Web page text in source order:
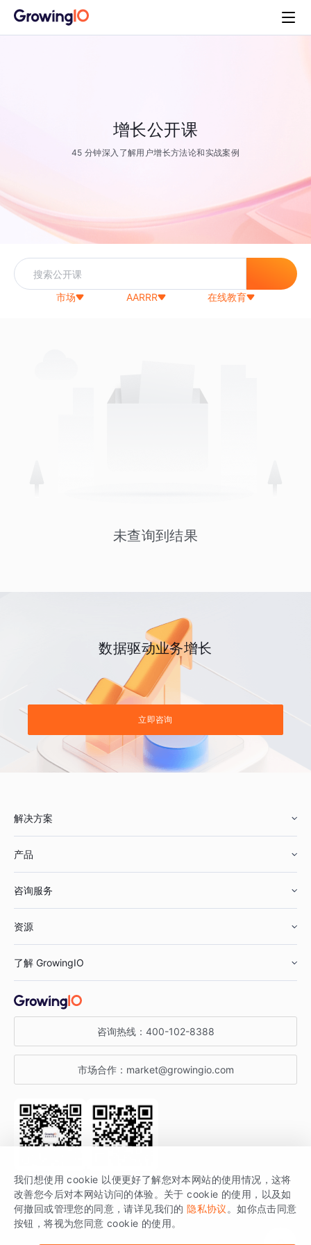
增长公开课
45 分钟深入了解用户增长方法论和实战案例
市场 AARRR 在线教育
未查询到结果
数据驱动业务增长
立即咨询
解决方案
鞋服行业
汽车行业
金融行业
产品
智能运营
获客分析
咨询服务
资源
增长公开课
增长博客
开发者文档
SDK 文档
场景指南
了解 GrowingIO
关于 GrowingIO
增长大会
行业活动
咨询热线： 400-102-8388
市场合作： market@growingio.com
关注公众号 获取更多干货
GrowingIO 是专注于数据智能分析与增长的品牌，核心平台为 GrowingIO
分析云。
我们想使用 cookie 以便更好了解您对本网站的使用情况，这将
改善您今后对本网站访问的体验。关于 cookie 的使用，以及如
何撤回或管理您的同意，请详见我们的 隐私协议 。如你点击同意
按钮，将视为您同意 cookie 的使用。